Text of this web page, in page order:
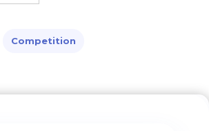
Competition